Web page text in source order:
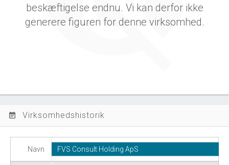
beskæftigelse endnu. Vi kan derfor ikke
generere figuren for denne virksomhed.
event_note Virksomhedshistorik
Navn FVS Consult Holding ApS